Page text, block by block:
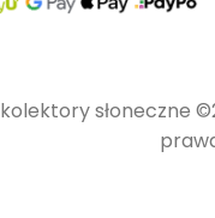
słoneczne